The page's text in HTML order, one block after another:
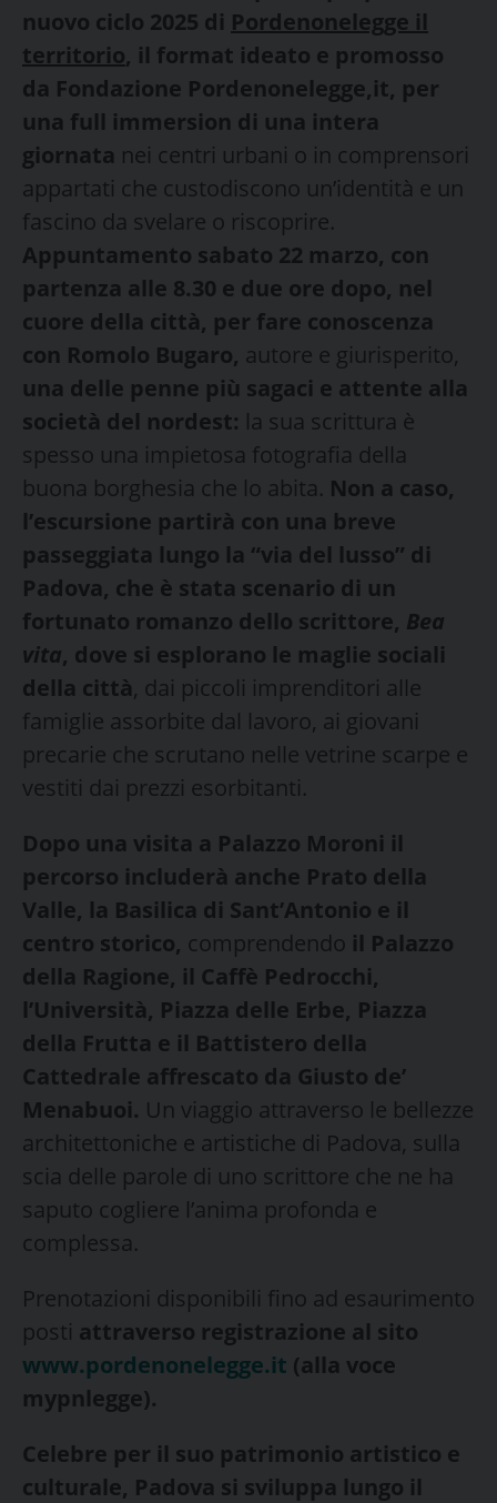
nuovo ciclo 2025 di Pordenonelegge il
territorio, il format ideato e promosso
da Fondazione Pordenonelegge,it, per
una full immersion di una intera
giornata nei centri urbani o in comprensori
appartati che custodiscono un’identità e un
fascino da svelare o riscoprire.
Appuntamento sabato 22 marzo, con
partenza alle 8.30 e due ore dopo, nel
cuore della città, per fare conoscenza
con Romolo Bugaro, autore e giurisperito,
una delle penne più sagaci e attente alla
società del nordest: la sua scrittura è
spesso una impietosa fotografia della
buona borghesia che lo abita. Non a caso,
l’escursione partirà con una breve
passeggiata lungo la “via del lusso” di
Padova, che è stata scenario di un
fortunato romanzo dello scrittore, Bea
vita, dove si esplorano le maglie sociali
della città, dai piccoli imprenditori alle
famiglie assorbite dal lavoro, ai giovani
precarie che scrutano nelle vetrine scarpe e
vestiti dai prezzi esorbitanti.
Dopo una visita a Palazzo Moroni il
percorso includerà anche Prato della
Valle, la Basilica di Sant’Antonio e il
centro storico, comprendendo il Palazzo
della Ragione, il Caffè Pedrocchi,
l’Università, Piazza delle Erbe, Piazza
della Frutta e il Battistero della
Cattedrale affrescato da Giusto de’
Menabuoi. Un viaggio attraverso le bellezze
architettoniche e artistiche di Padova, sulla
scia delle parole di uno scrittore che ne ha
saputo cogliere l’anima profonda e
complessa.
Prenotazioni disponibili fino ad esaurimento
posti attraverso registrazione al sito
www.pordenonelegge.it (alla voce
mypnlegge).
Celebre per il suo patrimonio artistico e
culturale, Padova si sviluppa lungo il